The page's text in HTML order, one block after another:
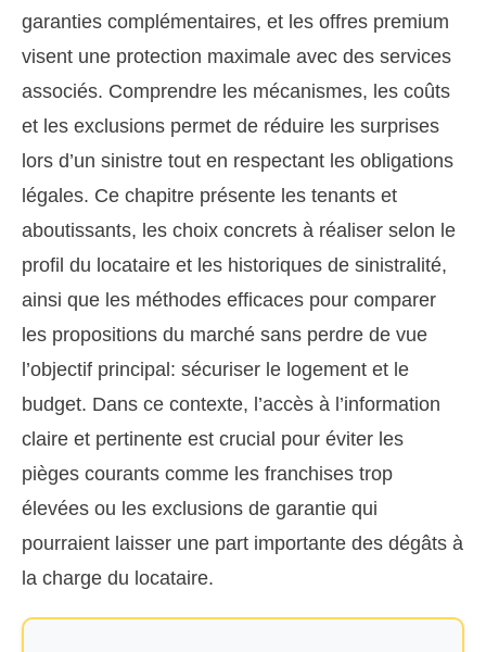
garanties complémentaires, et les offres premium
visent une protection maximale avec des services
associés. Comprendre les mécanismes, les coûts
et les exclusions permet de réduire les surprises
lors d’un sinistre tout en respectant les obligations
légales. Ce chapitre présente les tenants et
aboutissants, les choix concrets à réaliser selon le
profil du locataire et les historiques de sinistralité,
ainsi que les méthodes efficaces pour comparer
les propositions du marché sans perdre de vue
l’objectif principal: sécuriser le logement et le
budget. Dans ce contexte, l’accès à l’information
claire et pertinente est crucial pour éviter les
pièges courants comme les franchises trop
élevées ou les exclusions de garantie qui
pourraient laisser une part importante des dégâts à
la charge du locataire.